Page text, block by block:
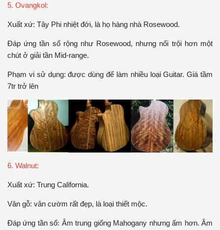
5. Ovangkol:
Xuất xứ: Tây Phi nhiệt đới, là họ hàng nhà Rosewood.
Đáp ứng tần số rộng như Rosewood, nhưng nổi trội hơn một
chút ở giải tần Mid-range.
Phạm vi sử dụng: được dùng để làm nhiều loại Guitar. Giá tầm
7tr trở lên
6. Walnut:
Xuất xứ: Trung California.
Vân gỗ: vân cườm rất đẹp, là loại thiết mộc.
Đáp ứng tần số: Âm trung giống Mahogany nhưng ấm hơn. Âm